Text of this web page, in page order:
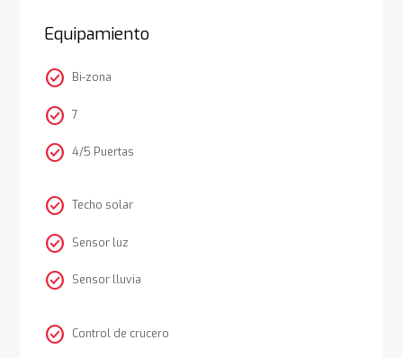
Equipamiento
check_circle Bi-zona
check_circle 7
check_circle 4/5 Puertas
check_circle Techo solar
check_circle Sensor luz
check_circle Sensor lluvia
check_circle Control de crucero